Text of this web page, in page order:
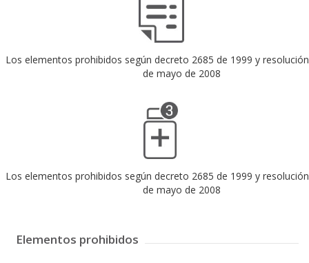
Los elementos prohibidos según decreto 2685 de 1999 y
de mayo de 2008
Los elementos prohibidos según decreto 2685 de 1999 y
de mayo de 2008
Elementos prohibidos